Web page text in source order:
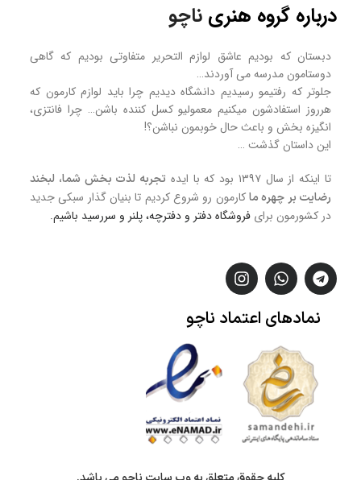
درباره گروه هنری ناچو
دبستان که بودیم عاشق لوازم التحریر متفاوتی بودیم که گاهی
دوستامون مدرسه می آوردند…
جلوتر که رفتیمو رسیدیم دانشگاه دیدیم چرا باید لوازم کارمون که
هرروز استفادشون میکنیم معمولیو کسل کننده باشن… چرا فانتزی،
انگیزه بخش و باعث حال خوبمون نباشن؟!
این داستان گذشت …
تا اینکه از سال ۱۳۹۷ بود که با ایده
تجربه لذت بخش شما، لبخند
رضایت بر چهره ماکارمون رو شروع کردیم تا بنیان گذار سبکی جدید
در کشورمون برای فروشگاهدفتر و دفترچه، پلنر و سررسید باشیم.
نمادهای اعتماد ناچو